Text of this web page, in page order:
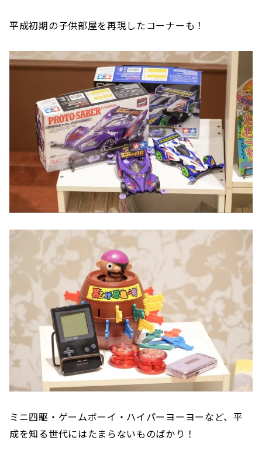
平成初期の子供部屋を再現したコーナーも！
ミニ四駆・ゲームボーイ・ハイパーヨーヨーなど、平
成を知る世代にはたまらないものばかり！